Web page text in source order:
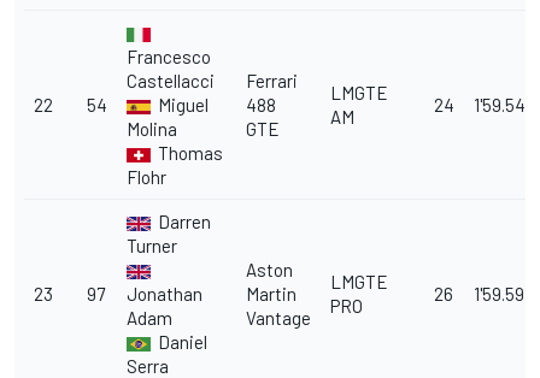
22 54
Francesco
Castellacci
Miguel
Molina
Thomas
Flohr
Ferrari
488
GTE
LMGTE
AM
24 1'59.544
23 97
Darren
Turner
Jonathan
Adam
Daniel
Serra
Aston
Martin
Vantage
LMGTE
PRO
26 1'59.591